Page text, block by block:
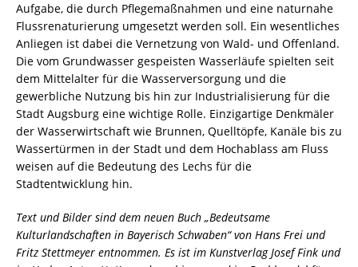
Aufgabe, die durch Pflegemaßnahmen und eine naturnahe
Flussrenaturierung umgesetzt werden soll. Ein wesentliches
Anliegen ist dabei die Vernetzung von Wald- und Offenland.
Die vom Grundwasser gespeisten Wasserläufe spielten seit
dem Mittelalter für die Wasserversorgung und die
gewerbliche Nutzung bis hin zur Industrialisierung für die
Stadt Augsburg eine wichtige Rolle. Einzigartige Denkmäler
der Wasserwirtschaft wie Brunnen, Quelltöpfe, Kanäle bis zu
Wassertürmen in der Stadt und dem Hochablass am Fluss
weisen auf die Bedeutung des Lechs für die
Stadtentwicklung hin.
Text und Bilder sind dem neuen Buch „Bedeutsame
Kulturlandschaften in Bayerisch Schwaben“ von Hans Frei und
Fritz Stettmeyer entnommen. Es ist im Kunstverlag Josef Fink und